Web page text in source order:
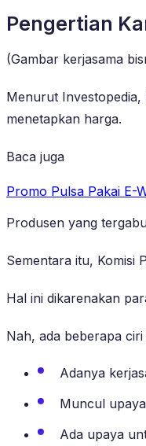
Pengertian
(Gambar kerjasama
Menurut
menetapkan harga.
Baca juga
Promo Pulsa Pakai E-
Produsen yang
Sementara itu, Komisi
Hal ini dikarenakan
Nah, ada beberapa
Adanya
Muncul
Ada upaya